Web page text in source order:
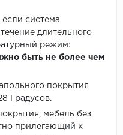
если система
длительного
режим:
быть не более чем
покрытия
Градусов.
мебель без
прилегающий к